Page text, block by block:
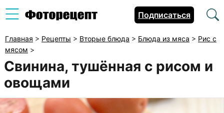
Подписаться
Главная > Рецепты > Вторые блюда > Блюда из мяса > Рис с
мясом >
Свинина, тушённая с рисом и
овощами